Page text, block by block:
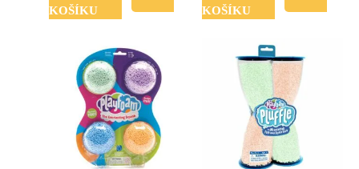
KOŠÍKU
KOŠÍKU